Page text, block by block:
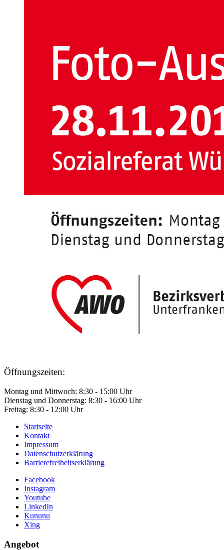
Öffnungszeiten:
Montag und Mittwoch: 8:30 - 15:00 Uhr
Dienstag und Donnerstag: 8:30 - 16:00 Uhr
Freitag: 8:30 - 12:00 Uhr
Startseite
Kontakt
Impressum
Datenschutzerklärung
Barrierefreiheitserklärung
Facebook
Instagram
Youtube
LinkedIn
Kununu
Xing
Angebot